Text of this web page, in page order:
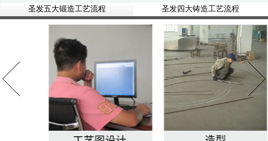
圣发五大锻造工艺流程 圣发四大铸造工艺流程